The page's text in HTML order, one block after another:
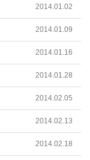
2014.01.02
2014.01.09
2014.01.16
2014.01.28
2014.02.05
2014.02.13
2014.02.18